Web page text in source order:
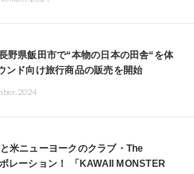
野県飯田市で“本物の日本の田舎“を体
ンド向け旅行商品の販売を開始
米ニューヨークのクラブ・The
レーション！ 「KAWAII MONSTER